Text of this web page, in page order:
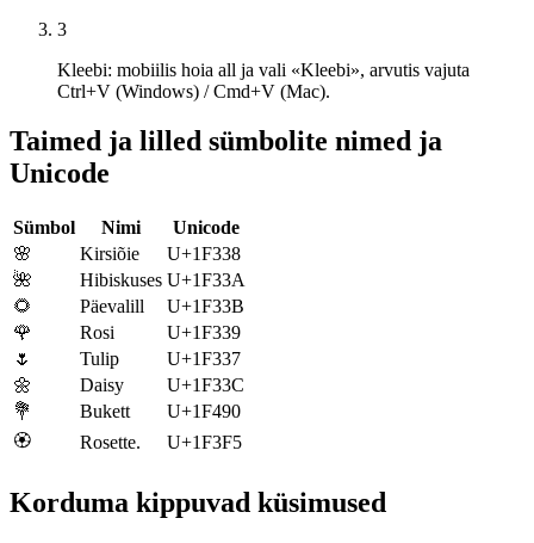
3
Kleebi: mobiilis hoia all ja vali «Kleebi», arvutis vajuta
Ctrl+V (Windows) / Cmd+V (Mac).
Taimed ja lilled sümbolite nimed ja
Unicode
Sümbol Nimi
Unicode
🌸
Kirsiõie
U+1F338
🌺
Hibiskuses U+1F33A
🌻
Päevalill
U+1F33B
🌹
Rosi
U+1F339
🌷
Tulip
U+1F337
🌼
Daisy
U+1F33C
💐
Bukett
U+1F490
🏵️
Rosette. U+1F3F5
Korduma kippuvad küsimused